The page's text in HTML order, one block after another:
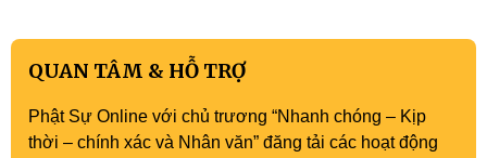
QUAN TÂM & HỖ TRỢ
Phật Sự Online với chủ trương “Nhanh chóng – Kịp
thời – chính xác và Nhân văn” đăng tải các hoạt động